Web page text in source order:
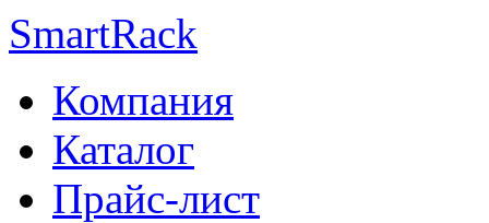
SmartRack
Компания
Каталог
Прайс-лист